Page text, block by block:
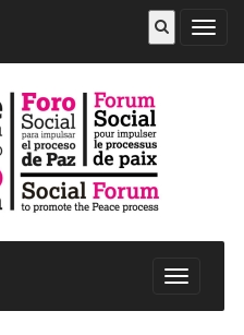
Abrir